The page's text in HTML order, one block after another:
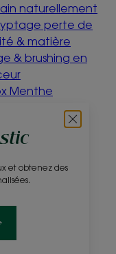
et obtenez des
naturellement
perte de
& matière
& brushing en
Menthe
quoi être éco-
?